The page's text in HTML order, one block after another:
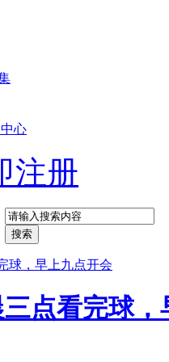
心
注册
搜索
球，早上九点开会
点看完球